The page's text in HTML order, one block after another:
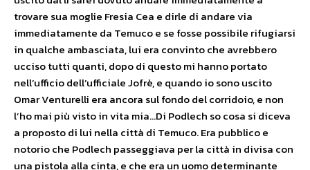
trovare sua moglie Fresia Cea e dirle di andare via
immediatamente da Temuco e se fosse possibile rifugiarsi
in qualche ambasciata, lui era convinto che avrebbero
ucciso tutti quanti, dopo di questo mi hanno portato
nell’ufficio dell’ufficiale Jofrè, e quando io sono uscito
Omar Venturelli era ancora sul fondo del corridoio, e non
l’ho mai più visto in vita mia…Di Podlech so cosa si diceva
a proposto di lui nella città di Temuco. Era pubblico e
notorio che Podlech passeggiava per la città in divisa con
una pistola alla cinta, e che era un uomo determinante